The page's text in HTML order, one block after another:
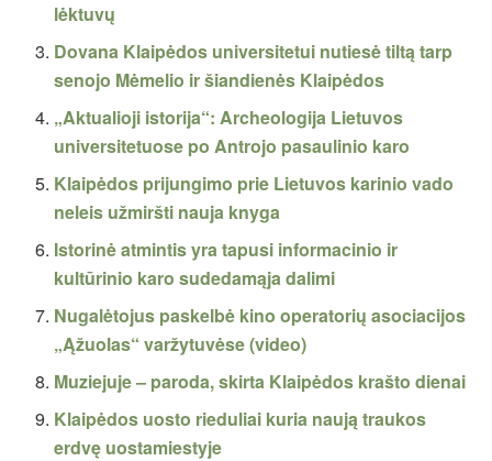
lėktuvų
Dovana Klaipėdos universitetui nutiesė tiltą tarp
senojo Mėmelio ir šiandienės Klaipėdos
„Aktualioji istorija“: Archeologija Lietuvos
universitetuose po Antrojo pasaulinio karo
Klaipėdos prijungimo prie Lietuvos karinio vado
neleis užmiršti nauja knyga
Istorinė atmintis yra tapusi informacinio ir
kultūrinio karo sudedamąja dalimi
Nugalėtojus paskelbė kino operatorių asociacijos
„Ąžuolas“ varžytuvėse (video)
Muziejuje – paroda, skirta Klaipėdos krašto dienai
Klaipėdos uosto rieduliai kuria naują traukos
erdvę uostamiestyje